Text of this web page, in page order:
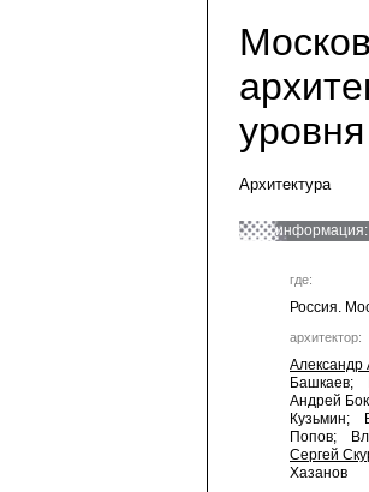
уровня
Архитектура
информация:
где:
Россия.
архитектор:
Александр
Башкаев;
Андрей
Кузьмин;
Попов;
Сергей
Хазанов